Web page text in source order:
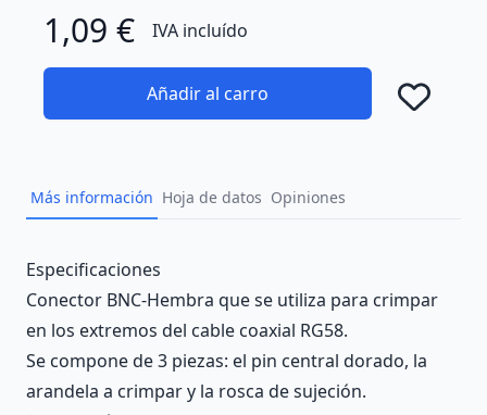
1,09 € IVA incluído
Añadir al carro
Más información Hoja de datos Opiniones
Description
Especificaciones
Conector BNC-Hembra que se utiliza para crimpar
en los extremos del cable coaxial RG58.
Se compone de 3 piezas: el pin central dorado, la
arandela a crimpar y la rosca de sujeción.